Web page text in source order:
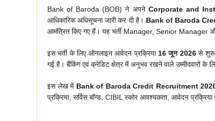
Bank of Baroda (BOB) ने अपने Corporate and
आधिकारिक अधिसूचना जारी कर दी है। Bank of Baroda
आमंत्रित किए गए हैं। यह भर्ती Manager, Senior Manager
इस भर्ती के लिए ऑनलाइन आवेदन प्रक्रिया 16 जून 2026से शुरू
गई है। बैंकिंग एवं क्रेडिट क्षेत्र में अनुभव रखने वाले उम्मीदवारों के
इस लेख में Bank of Baroda Credit Recruitment
प्रक्रिया, सर्विस बॉन्ड, CIBIL स्कोर आवश्यकता, आवेदन प्रक्रिया